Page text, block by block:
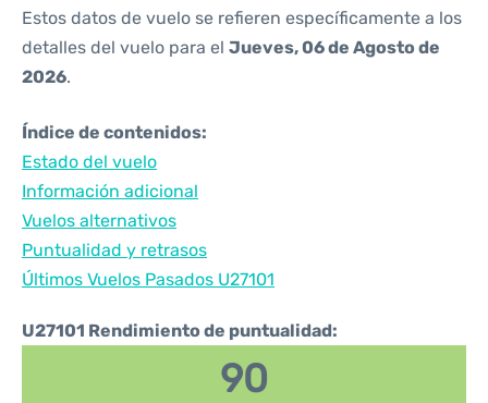
Estos datos de vuelo se refieren específicamente a los
detalles del vuelo para el Jueves, 06 de Agosto de
2026.
Índice de contenidos:
Estado del vuelo
Información adicional
Vuelos alternativos
Puntualidad y retrasos
Últimos Vuelos Pasados U27101
U27101 Rendimiento de puntualidad:
90